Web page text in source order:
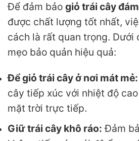
Để đảm bảo giỏ trái cây
được chất lượng tốt nhất,
cách là rất quan trọng. Dưới
mẹo bảo quản hiệu quả:
Để giỏ trái cây ở nơi mát mẻ:
cây tiếp xúc với nhiệt độ
mặt trời trực tiếp.
Giữ trái cây khô ráo: Đảm